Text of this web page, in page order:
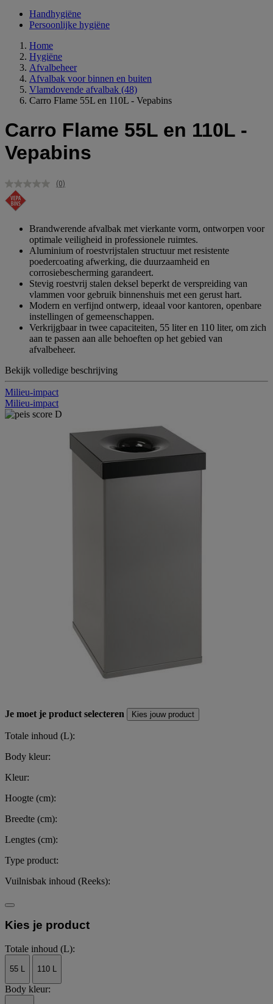
Handhygiëne
Persoonlijke hygiëne
Home
Hygiëne
Afvalbeheer
Afvalbak voor binnen en buiten
Vlamdovende afvalbak (48)
Carro Flame 55L en 110L - Vepabins
Carro Flame 55L en 110L -
Vepabins
Geen
(0)
Brandwerende afvalbak met vierkante vorm, ontworpen voor
optimale veiligheid in professionele ruimtes.
Aluminium of roestvrijstalen structuur met resistente
poedercoating afwerking, die duurzaamheid en
corrosiebescherming garandeert.
Stevig roestvrij stalen deksel beperkt de verspreiding van
vlammen voor gebruik binnenshuis met een gerust hart.
Modern en verfijnd ontwerp, ideaal voor kantoren, openbare
instellingen of gemeenschappen.
Verkrijgbaar in twee capaciteiten, 55 liter en 110 liter, om zich
aan te passen aan alle behoeften op het gebied van
afvalbeheer.
Bekijk volledige beschrijving
Milieu-impact
Milieu-impact
Je moet je product selecteren Kies jouw product
Totale inhoud (L):
Body kleur:
Kleur:
Hoogte (cm):
Breedte (cm):
Lengtes (cm):
Type product:
Vuilnisbak inhoud (Reeks):
Kies je product
Totale inhoud (L):
55 L 110 L
Body kleur: